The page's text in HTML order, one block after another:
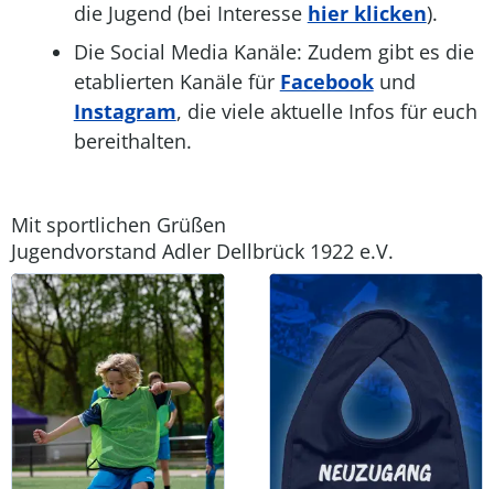
die Jugend (bei Interesse hier klicken).
Die Social Media Kanäle: Zudem gibt es die
etablierten Kanäle für Facebookund
Instagram, die viele aktuelle Infos für euch
bereithalten.
Mit sportlichen Grüßen
Jugendvorstand Adler Dellbrück 1922 e.V.